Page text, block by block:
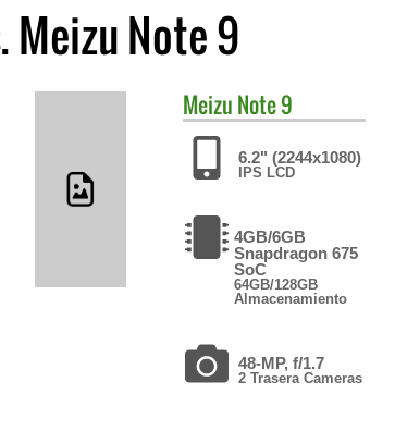
Meizu Note 9
Meizu Note 9
6.2" (2244x1080)
IPS LCD
4GB/6GB
Snapdragon 675
SoC
64GB/128GB
Almacenamiento
48-MP, f/1.7
2 Trasera Cameras